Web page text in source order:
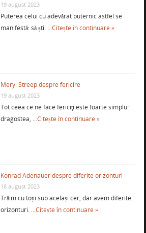
19 august 2023
Puterea celui cu adevărat puternic astfel se
manifestă: să știi …Citește în continuare »
Meryl Streep despre fericire
19 august 2023
Tot ceea ce ne face fericiţi este foarte simplu:
dragostea, …Citește în continuare »
Konrad Adenauer despre diferite orizonturi
18 august 2023
Trăim cu toții sub același cer, dar avem diferite
orizonturi. …Citește în continuare »